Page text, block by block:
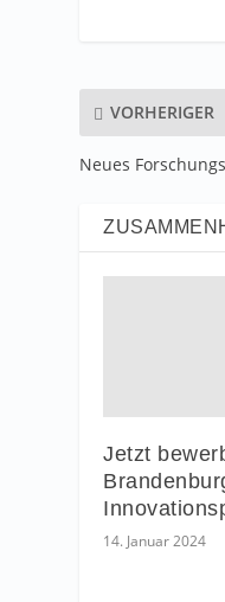
VORHERIGER
Neues
Jetzt
14. Januar 2024